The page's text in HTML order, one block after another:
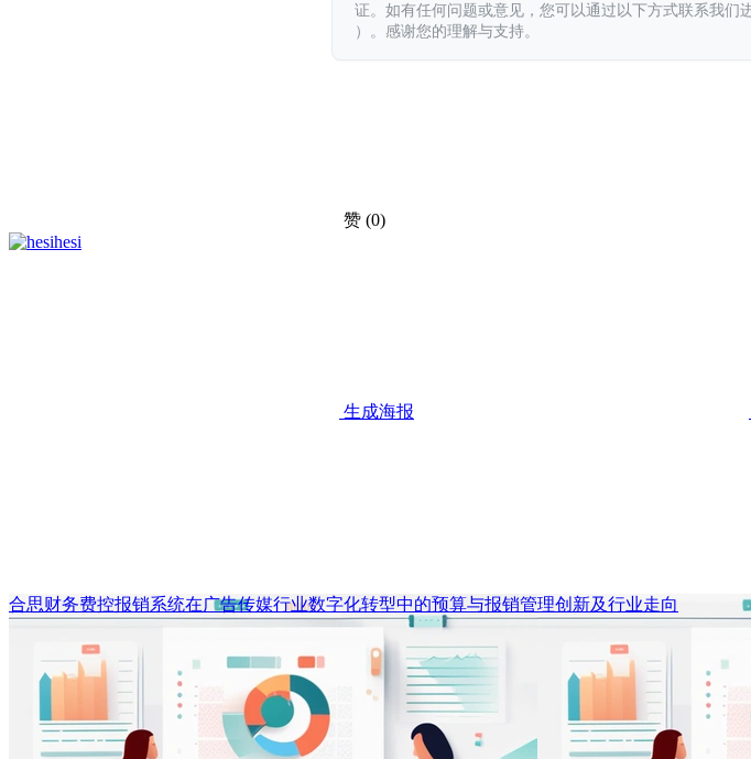
证。如有任何问题或意见，您可以通过以下方式联系我们
）。感谢您的理解与支持。
赞 (0)
hesi
生成海报
合思财务费控报销系统在广告传媒行业数字化转型中的预算与报销管理创新及行业走向